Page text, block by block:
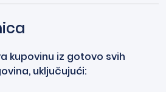
kupovinu iz gotovo svih
uključujući: